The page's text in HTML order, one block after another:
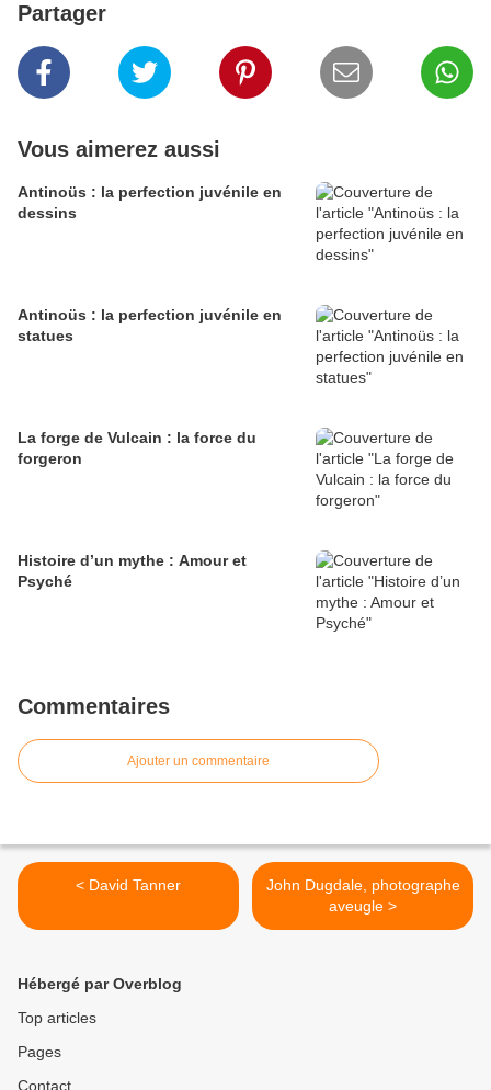
Partager
Vous aimerez aussi
Antinoüs : la perfection juvénile en
dessins
Antinoüs : la perfection juvénile en
statues
La forge de Vulcain : la force du
forgeron
Histoire d’un mythe : Amour et
Psyché
Commentaires
Ajouter un commentaire
< David Tanner
John Dugdale, photographe
aveugle >
Hébergé par Overblog
Top articles
Pages
Contact